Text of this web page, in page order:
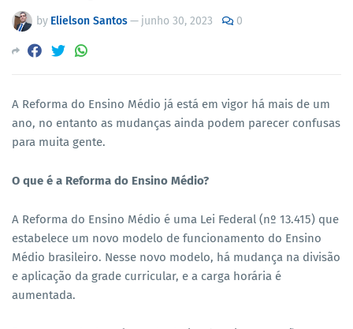
by Elielson Santos— junho 30, 2023 0
A Reforma do Ensino Médio já está em vigor há mais de um
ano, no entanto as mudanças ainda podem parecer confusas
para muita gente.
O que é a Reforma do Ensino Médio?
A Reforma do Ensino Médio é uma Lei Federal (nº 13.415) que
estabelece um novo modelo de funcionamento do Ensino
Médio brasileiro. Nesse novo modelo, há mudança na divisão
e aplicação da grade curricular, e a carga horária é
aumentada.